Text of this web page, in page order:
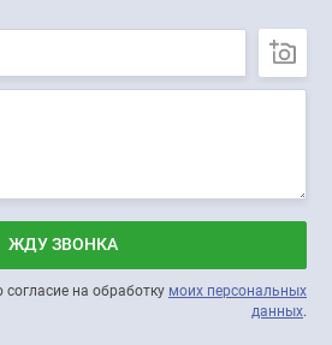
ЖДУ ЗВОНКА
на обработку моих персональных
данных.